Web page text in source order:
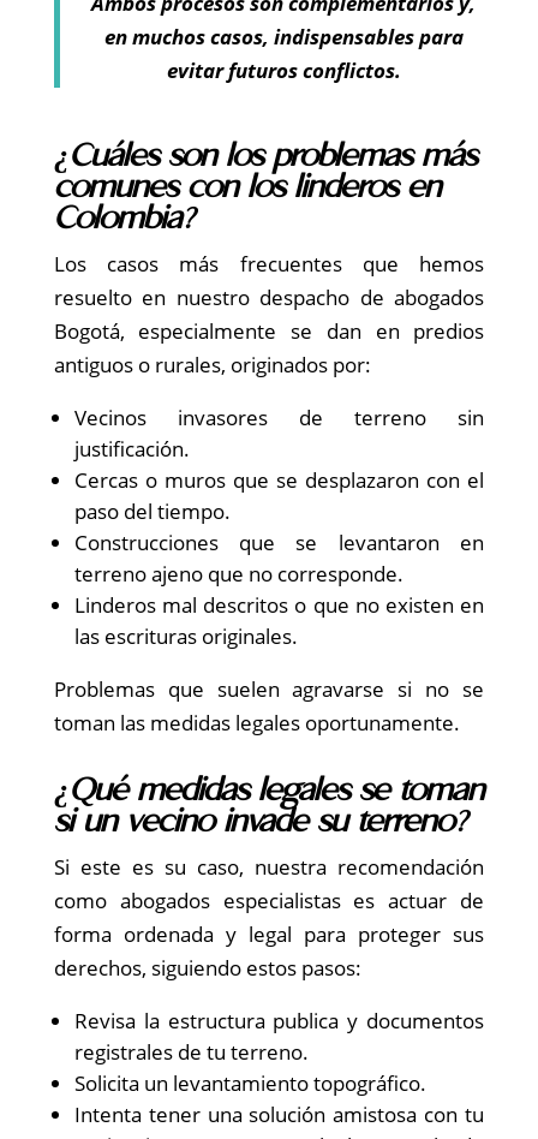
en muchos casos, indispensables para
evitar futuros conflictos.
¿Cuáles son los problemas más
comunes con los linderos en
Colombia?
Los casos más frecuentes que hemos
resuelto en nuestro despacho de abogados
Bogotá, especialmente se dan en predios
antiguos o rurales, originados por:
Vecinos invasores de terreno sin
justificación.
Cercas o muros que se desplazaron con el
paso del tiempo.
Construcciones que se levantaron en
terreno ajeno que no corresponde.
Linderos mal descritos o que no existen en
las escrituras originales.
Problemas que suelen agravarse si no se
toman las medidas legales oportunamente.
¿Qué medidas legales se toman
si un vecino invade su terreno?
Si este es su caso, nuestra recomendación
como abogados especialistas es actuar de
forma ordenada y legal para proteger sus
derechos, siguiendo estos pasos:
Revisa la estructura publica y documentos
registrales de tu terreno.
Solicita un levantamiento topográfico.
Intenta tener una solución amistosa con tu